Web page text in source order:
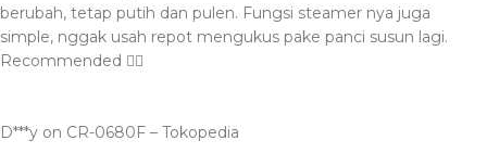
berubah, tetap putih dan pulen. Fungsi steamer nya juga
simple, nggak usah repot mengukus pake panci susun lagi.
Recommended 👍🏻
D***y on CR-0680F – Tokopedia️